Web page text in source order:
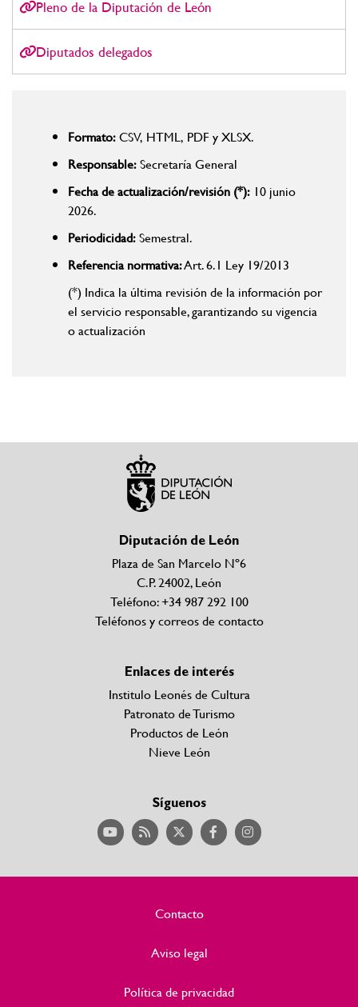
Pleno de la Diputación de León
Diputados delegados
Formato:CSV, HTML, PDF y XLSX.
Responsable:Secretaría General
Fecha de actualización/revisión (*): 10 junio
2026.
Periodicidad:Semestral.
Referencia normativa:Art. 6.1 Ley 19/2013
(*) Indica la última revisión de la información por
el servicio responsable, garantizando su vigencia
o actualización
Diputación de León
Plaza de San Marcelo Nº6
C.P. 24002, León
Teléfono: +34 987 292 100
Teléfonos y correos de contacto
Enlaces de interés
Institulo Leonés de Cultura
Patronato de Turismo
Productos de León
Nieve León
Síguenos
Contacto
Aviso legal
Política de privacidad